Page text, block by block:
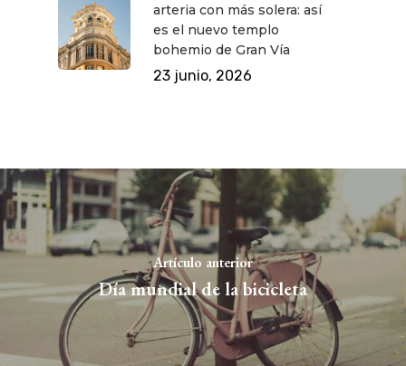
arteria con más solera: así
es el nuevo templo
bohemio de Gran Vía
23 junio, 2026
Artículo anterior
Día mundial de la bicicleta